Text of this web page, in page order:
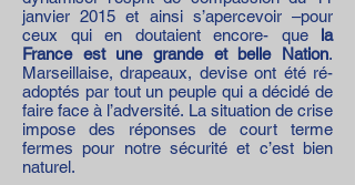
janvier 2015 et ainsi s’apercevoir –pour
ceux qui en doutaient encore- que la
France est une grande et belle Nation.
Marseillaise, drapeaux, devise ont été ré-
adoptés par tout un peuple qui a décidé de
faire face à l’adversité. La situation de crise
impose des réponses de court terme
fermes pour notre sécurité et c’est bien
naturel.